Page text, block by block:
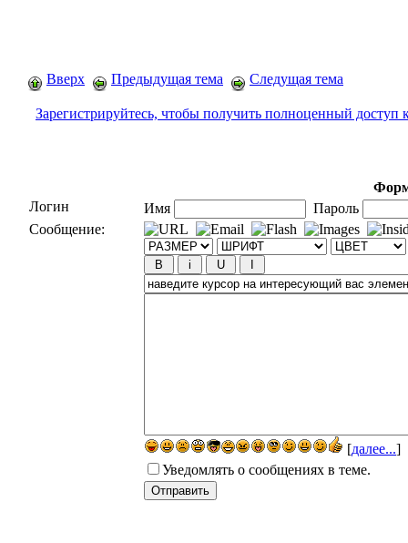
Вверх Предыдущая тема Следущая тема
Зарегистрируйтесь, чтобы получить полноценный доступ
Логин
Имя
Пароль
Сообщение:
[далее...]
Уведомлять о сообщениях в теме.